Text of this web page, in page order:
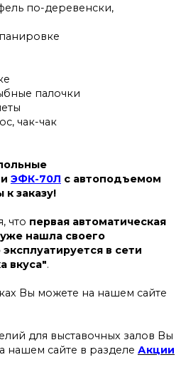
по-деревенски,
палочки
чак-чак
и ЭФК-70Л с автоподъемом
заказу!
что первая автоматическая
уже нашла своего
в сети
вкуса".
Вы можете на нашем сайте
для выставочных залов Вы
нашем сайте в разделе Акции